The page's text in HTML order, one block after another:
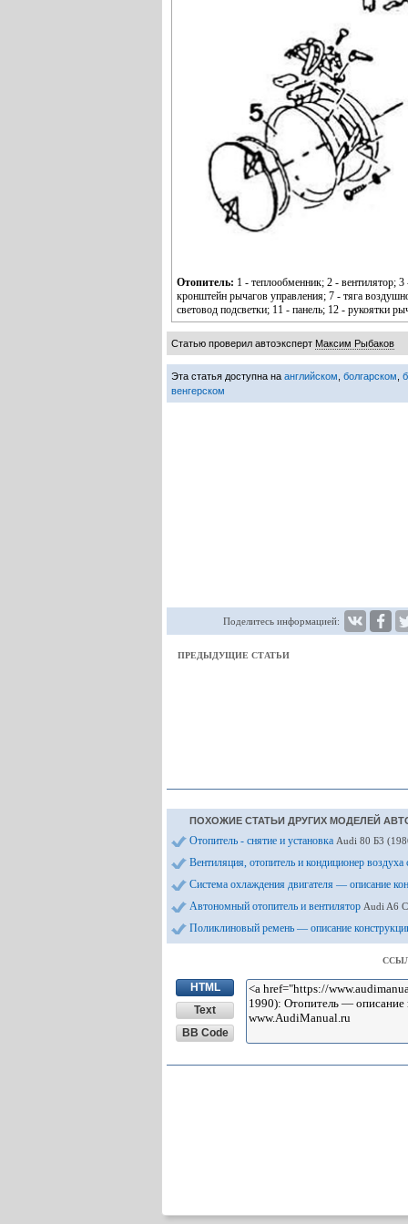
Отопитель: 1 - теплообменник; 2 - вентилятор;
кронштейн рычагов управления; 7 - тяга
световод подсветки; 11 - панель; 12 - рукоятки
Статью проверил автоэксперт Максим Рыбаков
Эта статья доступна на английском болгарском
венгерском
Поделитесь информацией:
ПРЕДЫДУЩИЕ СТАТЬИ
ПОХОЖИЕ СТАТЬИ ДРУГИХ МОДЕЛЕЙ
Отопитель - снятие и установка Audi 80 Б3
Вентиляция, отопитель и кондиционер воздуха
Система охлаждения двигателя — описание
Автономный отопитель и вентилятор Audi A6
Поликлиновый ремень — описание
HTML
Text
BB Code